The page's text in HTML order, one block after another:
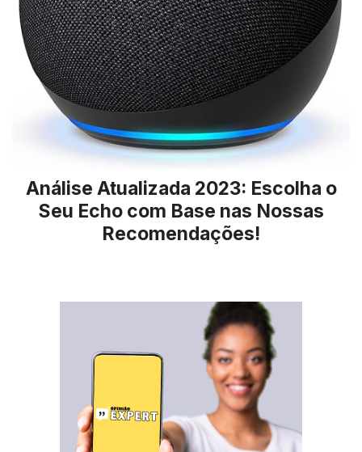
Análise Atualizada 2023: Escolha o
Seu Echo com Base nas Nossas
Recomendações!